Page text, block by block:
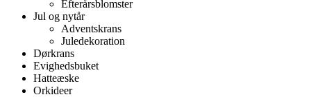
Efterårsblomster
Jul og nytår
Adventskrans
Juledekoration
Dørkrans
Evighedsbuket
Hatteæske
Orkideer